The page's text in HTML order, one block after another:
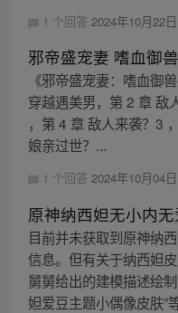
1 个回答 2024年10月22
邪帝盛宠妻 嗜血御
《邪帝盛宠妻：嗜血御
穿越遇美男，第 2 章 敌
，第 4 章 敌人来袭？3
娘亲过世？...
1 个回答 2024年10月04
原神纳西妲无小内
目前并未获取到原神纳
信息。但有关于纳西妲
舅舅给出的建模描述绘
妲爱豆主题小偶像皮肤”